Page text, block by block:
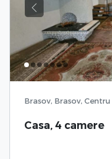
Previous
Brasov, Brasov, Centru
Casa, 4 camere